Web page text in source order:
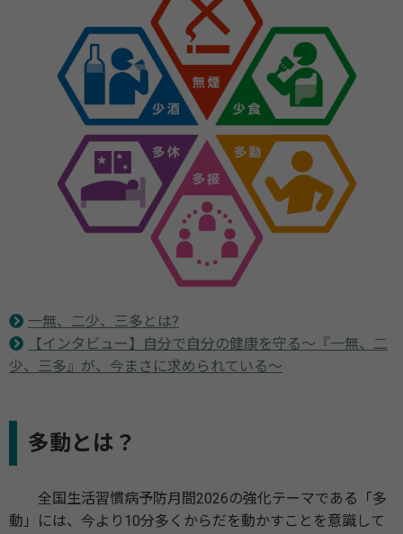
一無、二少、三多とは?
【インタビュー】自分で自分の健康を守る～『一無、二
少、三多』が、今まさに求められている～
多動とは？
全国生活習慣病予防月間2026の強化テーマである「多
動」には、今より10分多くからだを動かすことを意識して